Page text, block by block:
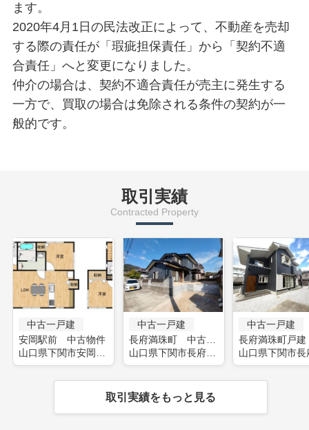
ます。
2020年4月1日の民法改正によって、不動産を売却
する際の責任が「瑕疵担保責任」から「契約不適
合責任」へと変更になりました。
仲介の場合は、契約不適合責任が売主に発生する
一方で、買取の場合は免除される条件の契約が一
般的です。
取引実績
Contracted Property
中古一戸建
安岡駅前 中古物件
山口県下関市安岡駅前
中古一戸建
長府満珠町 中古物件
山口県下関市長府満珠町
中古一戸建
長府満珠町戸建
取引実績をもっと見る